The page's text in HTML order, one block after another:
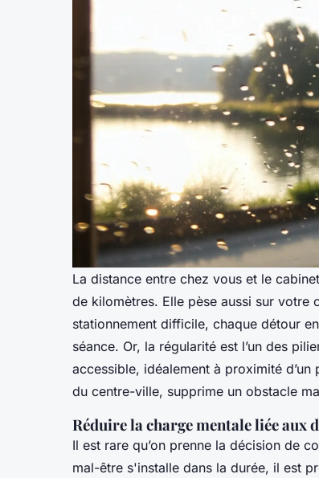
La distance entre chez vous et le
de kilomètres. Elle pèse aussi sur votre
stationnement difficile, chaque détour
séance. Or, la régularité est l’un des
accessible, idéalement à proximité
du centre-ville, supprime un obstacle
Réduire la charge mentale liée aux
Il est rare qu’on prenne la décision de
mal-être s'installe dans la durée, il est